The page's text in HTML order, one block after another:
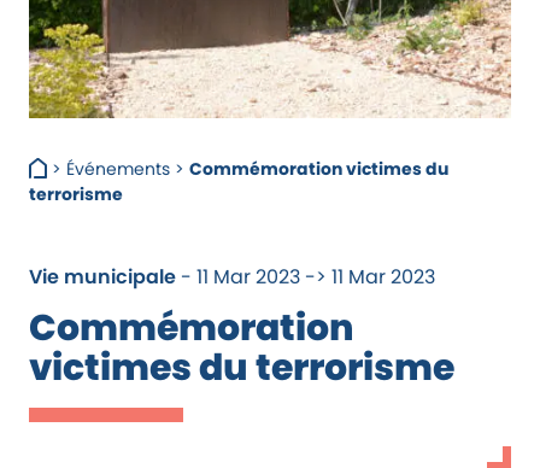
> Événements> Commémoration victimes du
terrorisme
Vie municipale - 11 Mar 2023 -> 11 Mar 2023
Commémoration
victimes du terrorisme